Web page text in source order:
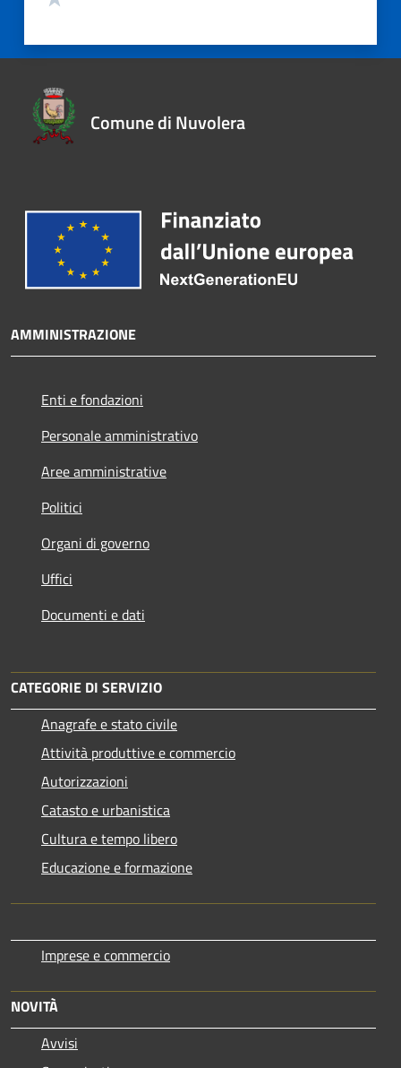
Comune di Nuvolera
AMMINISTRAZIONE
Enti e fondazioni
Personale amministrativo
Aree amministrative
Politici
Organi di governo
Uffici
Documenti e dati
CATEGORIE DI SERVIZIO
Anagrafe e stato civile
Attività produttive e commercio
Autorizzazioni
Catasto e urbanistica
Cultura e tempo libero
Educazione e formazione
Imprese e commercio
NOVITÀ
Avvisi